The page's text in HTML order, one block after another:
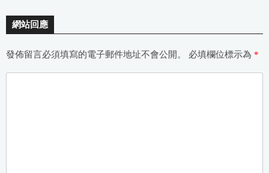
網站回應
發佈留言必須填寫的電子郵件地址不會公開。 必填欄位標示為 *